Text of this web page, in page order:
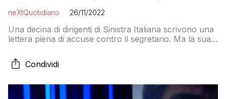
neXtQuotidiano 26/11/2022
Una decina di dirigenti di Sinistra Italiana scrivono una
lettera piena di accuse contro il segretario. Ma la sua
Condividi